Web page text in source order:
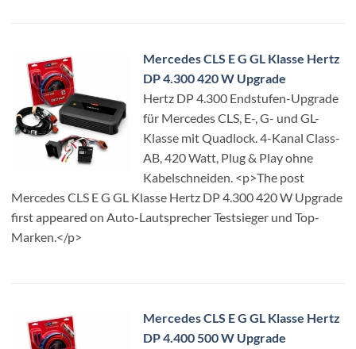
Mercedes CLS E G GL Klasse Hertz
DP 4.300 420 W Upgrade
Hertz DP 4.300 Endstufen-Upgrade
für Mercedes CLS, E-, G- und GL-
Klasse mit Quadlock. 4-Kanal Class-
AB, 420 Watt, Plug & Play ohne
Kabelschneiden. <p>The post
Mercedes CLS E G GL Klasse Hertz DP 4.300 420 W Upgrade
first appeared on Auto-Lautsprecher Testsieger und Top-
Marken.</p>
Mercedes CLS E G GL Klasse Hertz
DP 4.400 500 W Upgrade